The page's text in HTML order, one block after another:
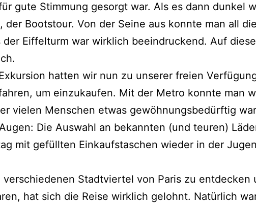
gute Stim­mung gesorgt war. Als es dann dun­kel
Boots­tour. Von der Sei­ne aus konn­te man all
Eif­fel­turm war wirk­lich beein­dru­ckend. Auf
hat­ten wir nun zu unse­rer frei­en
um ein­zu­kau­fen. Mit der Metro konn­te man
vie­len Men­schen etwas gewöh­nungs­be­dürf­tig
Die Aus­wahl an bekann­ten (und teu­ren)
mit gefüll­ten Ein­kaufs­ta­schen wie­der in der
Stadt­vier­tel von Paris zu ent­de­cken
hat sich die Rei­se wirk­lich gelohnt. Natür­lich